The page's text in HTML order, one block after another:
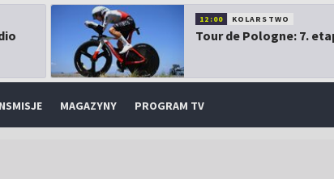
12:00 KOLARSTWO
Tour de Pologne: 7.
MAGAZYNY PROGRAM TV